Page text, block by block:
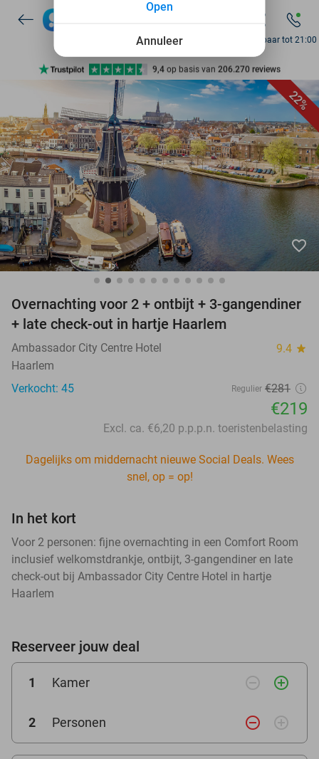
7 dagen per week beschikbaar
10+ miljoen leden
9,4 op basis van 206.270 reviews
Ontdek 15.000+ deals
7 dagen per week beschikbaar
10+ miljoen leden
Bereikbaar tot 21:00
22%
favorite_border
Overnachting voor 2 + ontbijt + 3-gangendiner
+ late check-out in hartje Haarlem
Ambassador City Centre Hotel 9.4 star
Haarlem
Verkocht: 45
Regulier €281
€219
Excl. ca. €6,20 p.p.p.n. toeristenbelasting
Dagelijks om middernacht nieuwe Social Deals. Wees
snel, op = op!
In het kort
Voor 2 personen: fijne overnachting in een Comfort Room
inclusief welkomstdrankje, ontbijt, 3-gangendiner en late
check-out bij Ambassador City Centre Hotel in hartje
Haarlem
Reserveer jouw deal
1 Kamer remove_circle_outline add_circle_outline
2 Personen remove_circle_outline add_circle_outline
Annuleer
Open